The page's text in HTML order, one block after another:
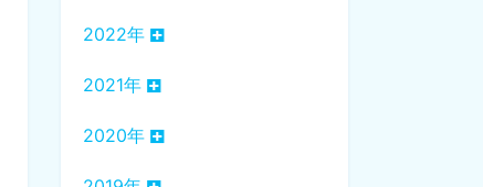
2022年
2021年
2020年